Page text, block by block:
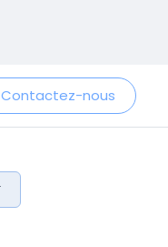
Contactez-nous